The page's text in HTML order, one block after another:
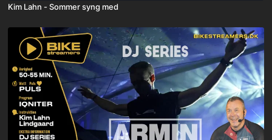
Kim Lahn - Sommer syng med